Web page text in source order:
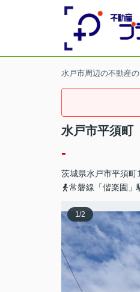
水戸市周辺の不動産
水戸市平須
-
茨城県水戸市平須町
常磐線「偕楽園」
1/2